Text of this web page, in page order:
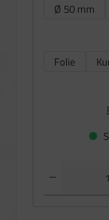
Ø 50 mm
Folie
Produkt Anzahl: